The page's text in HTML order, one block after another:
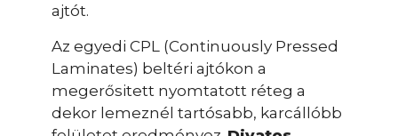
ajtót.
Az egyedi CPL (Continuously Pressed
Laminates) beltéri ajtókon a
megerősitett nyomtatott réteg a
dekor lemeznél tartósabb, karcállóbb